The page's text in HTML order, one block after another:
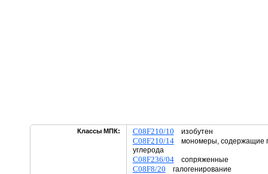
Классы МПК: C08F210/10 изобутен
C08F210/14мономеры, содержащие
углерода
C08F236/04сопряженные
C08F8/20 галогенирование